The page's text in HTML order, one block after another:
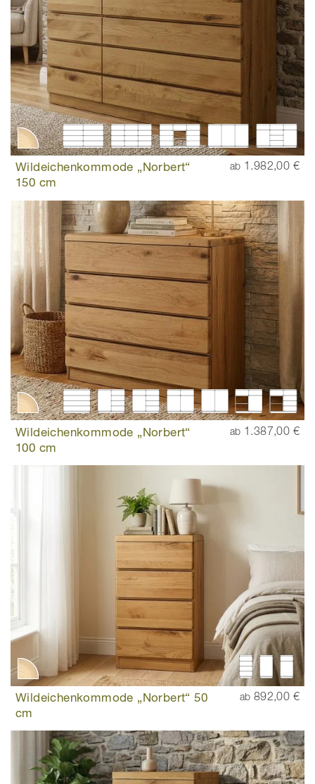
Wildeichenkommode „Norbert“
150 cm
ab 1.982,00 €
Wildeichenkommode „Norbert“
100 cm
ab 1.387,00 €
Wildeichenkommode „Norbert“ 50
cm
ab 892,00 €